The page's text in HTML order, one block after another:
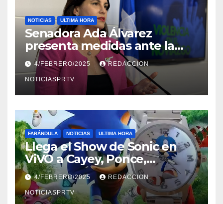
NOTICIAS ULTIMA HORA
Senadora Ada Álvarez
presenta medidas ante la
violencia en el noviazgo
4/FEBRERO/2025 REDACCION
NOTICIASPRTV
FARÁNDULA NOTICIAS ULTIMA HORA
Llega el Show de Sonic en
ViVO a Cayey, Ponce,
Barceloneta y Humacao,
Relojes gratis para el que
compre ahora….
4/FEBRERO/2025 REDACCION
NOTICIASPRTV